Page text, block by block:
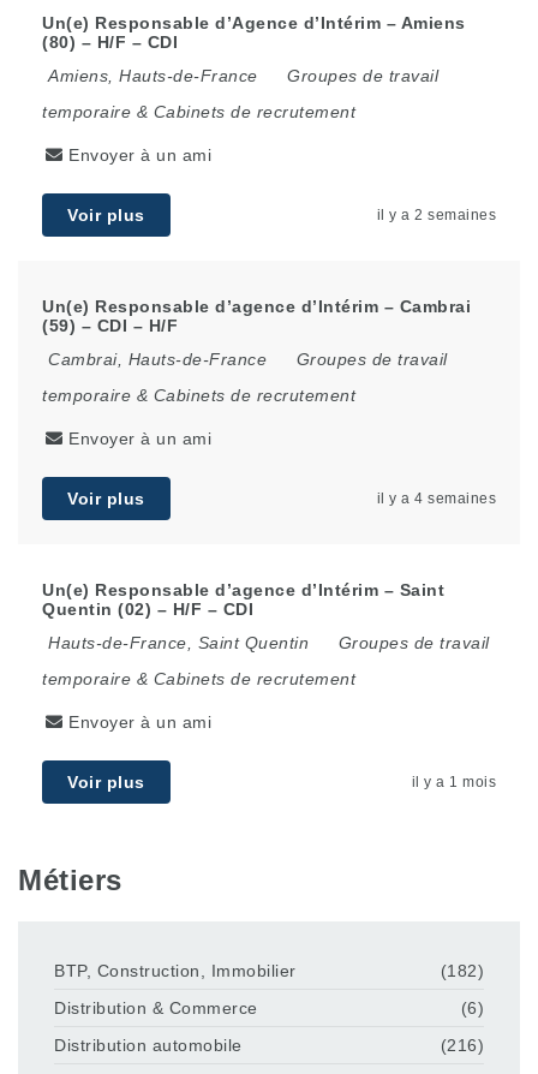
Un(e) Responsable d’Agence d’Intérim – Amiens
(80) – H/F – CDI
Amiens Hauts-de-France
Groupes de travail
temporaire & Cabinets de recrutement
Envoyer à un ami
Voir plus il y a 2 semaines
Un(e) Responsable d’agence d’Intérim – Cambrai
(59) – CDI – H/F
Cambrai, Hauts-de-France
Groupes de travail
temporaire & Cabinets de recrutement
Envoyer à un ami
Voir plus il y a 4 semaines
Un(e) Responsable d’agence d’Intérim – Saint
Quentin (02) – H/F – CDI
Hauts-de-France
Saint Quentin
Groupes de travail
temporaire & Cabinets de recrutement
Envoyer à un ami
Voir plus il y a 1 mois
Métiers
BTP, Construction, Immobilier
(182)
Distribution & Commerce
(6)
Distribution automobile
(216)